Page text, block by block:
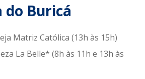
do Buricá
Matriz Católica (13h às 15h)
La Belle* (8h às 11h e 13h às